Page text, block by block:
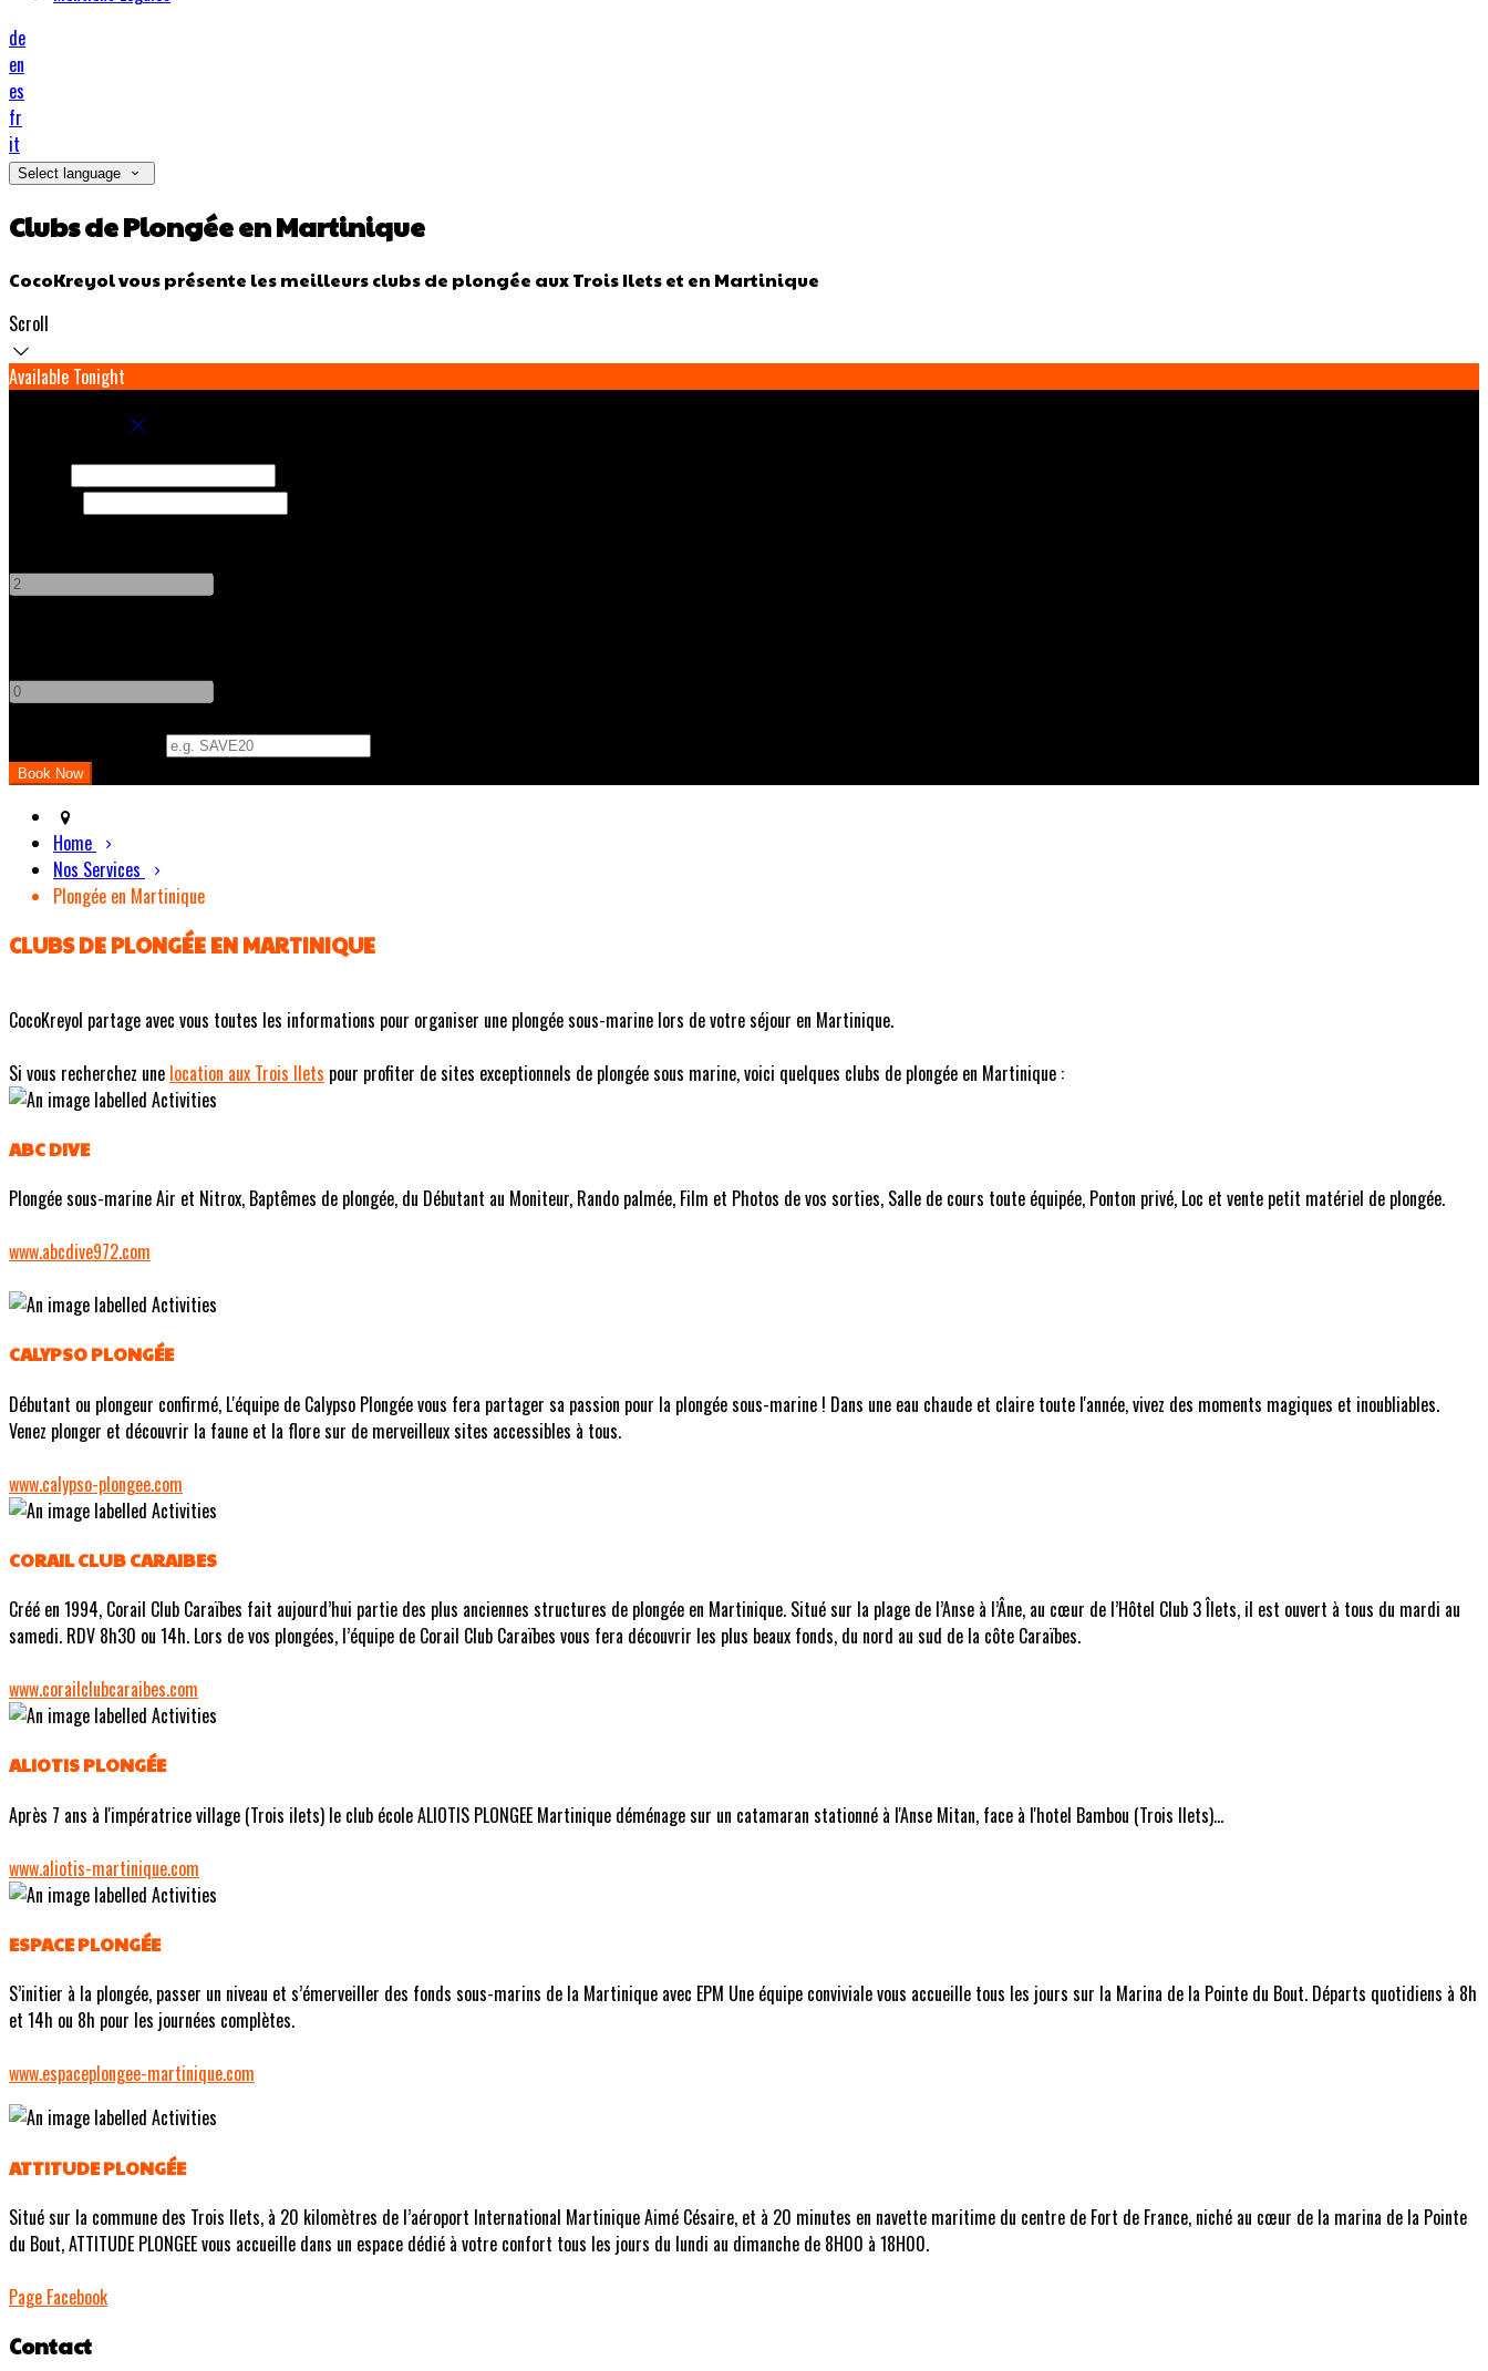
de
en
es
fr
it
Select language
Clubs de Plongée en Martinique
CocoKreyol vous présente les meilleurs clubs de plongée aux Trois Ilets et en Martinique
Scroll
Available Tonight
Home
Nos Services
Plongée en Martinique
CLUBS DE PLONGÉE EN MARTINIQUE
CocoKreyol partage avec vous toutes les informations pour organiser une plongée sous-marine lors de votre séjour en Martinique.
Si vous recherchez une location aux Trois Ilets pour profiter de sites exceptionnels de plongée sous marine, voici quelques clubs de plongée en Martinique :
ABC DIVE
Plongée sous-marine Air et Nitrox, Baptêmes de plongée, du Débutant au Moniteur, Rando palmée, Film et Photos de vos sorties, Salle de cours toute équipée, Ponton privé, Loc et vente petit matériel de plongée.
www.abcdive972.com
CALYPSO PLONGÉE
Débutant ou plongeur confirmé, L'équipe de Calypso Plongée vous fera partager sa passion pour la plongée sous-marine ! Dans une eau chaude et claire toute l'année, vivez des moments magiques et inoubliables.
Venez plonger et découvrir la faune et la flore sur de merveilleux sites accessibles à tous.
www.calypso-plongee.com
CORAIL CLUB CARAIBES
Créé en 1994, Corail Club Caraïbes fait aujourd’hui partie des plus anciennes structures de plongée en Martinique. Situé sur la plage de l’Anse à l’Âne, au cœur de l’Hôtel Club 3 Îlets, il est ouvert à tous du mardi au
samedi. RDV 8h30 ou 14h. Lors de vos plongées, l’équipe de Corail Club Caraïbes vous fera découvrir les plus beaux fonds, du nord au sud de la côte Caraïbes.
www.corailclubcaraibes.com
ALIOTIS PLONGÉE
Après 7 ans à l'impératrice village (Trois ilets) le club école ALIOTIS PLONGEE Martinique déménage sur un catamaran stationné à l'Anse Mitan, face à l'hotel Bambou (Trois Ilets)...
www.aliotis-martinique.com
ESPACE PLONGÉE
S’initier à la plongée, passer un niveau et s’émerveiller des fonds sous-marins de la Martinique avec EPM Une équipe conviviale vous accueille tous les jours sur la Marina de la Pointe du Bout. Départs quotidiens à 8h
et 14h ou 8h pour les journées complètes.
www.espaceplongee-martinique.com
ATTITUDE PLONGÉE
Situé sur la commune des Trois Ilets, à 20 kilomètres de l’aéroport International Martinique Aimé Césaire, et à 20 minutes en navette maritime du centre de Fort de France, niché au cœur de la marina de la Pointe
du Bout, ATTITUDE PLONGEE vous accueille dans un espace dédié à votre confort tous les jours du lundi au dimanche de 8H00 à 18H00.
Page Facebook
Contact